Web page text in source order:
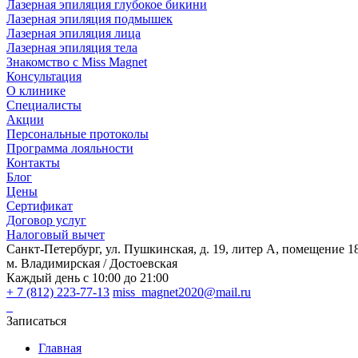
Лазерная эпиляция глубокое бикини
Лазерная эпиляция подмышек
Лазерная эпиляция лица
Лазерная эпиляция тела
Знакомство с Miss Magnet
Консультация
О клинике
Специалисты
Акции
Персональные протоколы
Программа лояльности
Контакты
Блог
Цены
Сертификат
Договор услуг
Налоговый вычет
Санкт-Петербург, ул. Пушкинская, д. 19, литер А, помещение
м. Владимирская / Достоевская
Каждый день с 10:00 до 21:00
+ 7 (812) 223-77-13 miss_magnet2020@mail.ru
Записаться
Главная